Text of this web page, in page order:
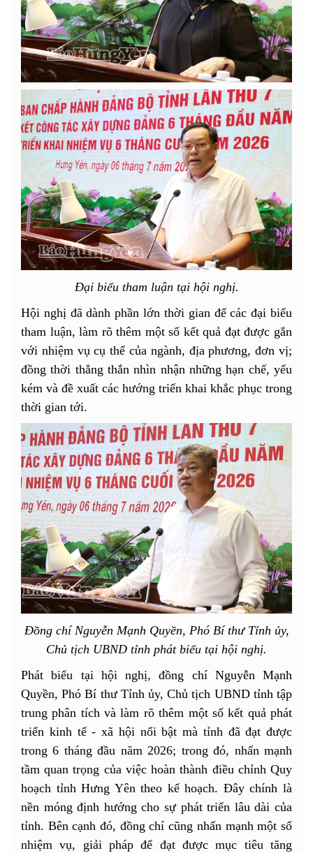
Đại biểu tham luận tại hội nghị.
Hội nghị đã dành phần lớn thời gian để các đại biểu
tham luận, làm rõ thêm một số kết quả đạt được gắn
với nhiệm vụ cụ thể của ngành, địa phương, đơn vị;
đồng thời thẳng thắn nhìn nhận những hạn chế, yếu
kém và đề xuất các hướng triển khai khắc phục trong
thời gian tới.
Đồng chí Nguyễn Mạnh Quyền, Phó Bí thư Tỉnh ủy,
Chủ tịch UBND tỉnh phát biểu tại hội nghị.
Phát biểu tại hội nghị, đồng chí Nguyễn Mạnh
Quyền, Phó Bí thư Tỉnh ủy, Chủ tịch UBND tỉnh tập
trung phân tích và làm rõ thêm một số kết quả phát
triển kinh tế - xã hội nổi bật mà tỉnh đã đạt được
trong 6 tháng đầu năm 2026; trong đó, nhấn mạnh
tầm quan trọng của việc hoàn thành điều chỉnh Quy
hoạch tỉnh Hưng Yên theo kế hoạch. Đây chính là
nền móng định hướng cho sự phát triển lâu dài của
tỉnh. Bên cạnh đó, đồng chí cũng nhấn mạnh một số
nhiệm vụ, giải pháp để đạt được mục tiêu tăng